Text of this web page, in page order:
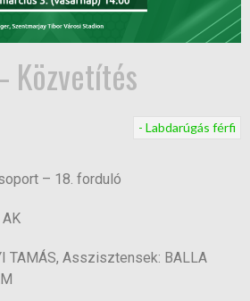
Közvetítés
- Labdarúgás férfi
– 18. forduló
TAMÁS, Asszisztensek: BALLA